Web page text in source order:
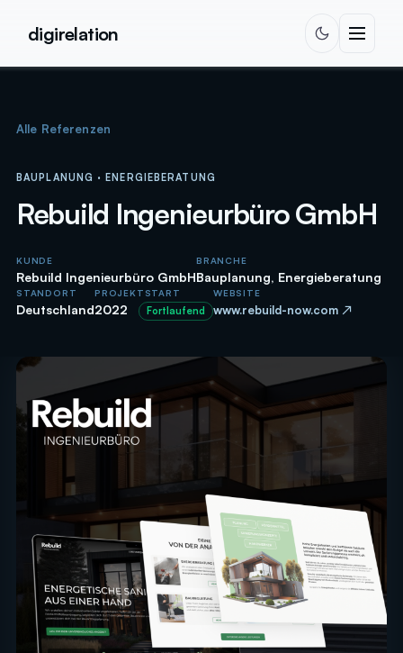
digirelation
Alle Referenzen
BAUPLANUNG · ENERGIEBERATUNG
Rebuild Ingenieurbüro GmbH
KUNDE
Rebuild Ingenieurbüro GmbH
BRANCHE
Bauplanung, Energieberatung
STANDORT
Deutschland
PROJEKTSTART
2022 Fortlaufend
WEBSITE
www.rebuild-now.com ↗